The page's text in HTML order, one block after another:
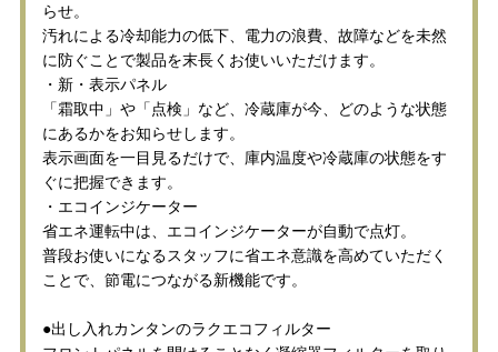
らせ。
汚れによる冷却能力の低下、電力の浪費、故障などを未然
に防ぐことで製品を末長くお使いいただけます。
・新・表示パネル
「霜取中」や「点検」など、冷蔵庫が今、どのような状態
にあるかをお知らせします。
表示画面を一目見るだけで、庫内温度や冷蔵庫の状態をす
ぐに把握できます。
・エコインジケーター
省エネ運転中は、エコインジケーターが自動で点灯。
普段お使いになるスタッフに省エネ意識を高めていただく
ことで、節電につながる新機能です。
●出し入れカンタンのラクエコフィルター